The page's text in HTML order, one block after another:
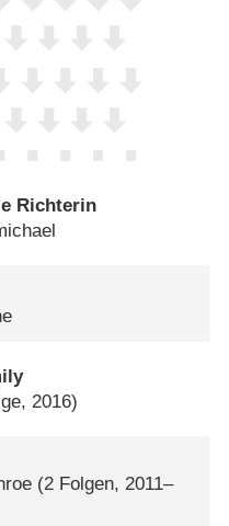
Richterin
2016)
(2 Folgen, 2011–